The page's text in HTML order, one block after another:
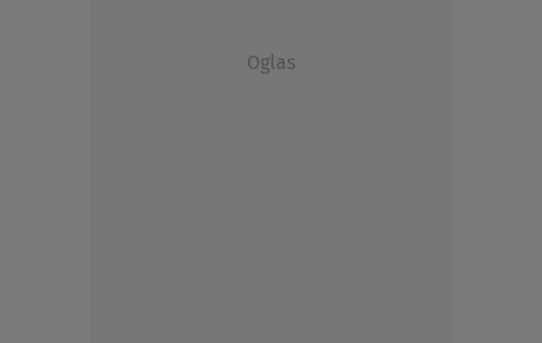
Oglas